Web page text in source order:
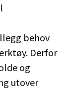
behov
Derfor
og
utover